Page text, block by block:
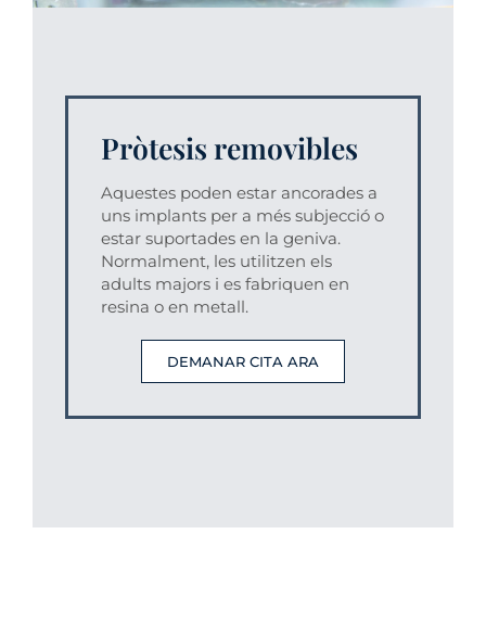
Pròtesis removibles
Aquestes poden estar ancorades a
uns implants per a més subjecció o
estar suportades en la geniva.
Normalment, les utilitzen els
adults majors i es fabriquen en
resina o en metall.
DEMANAR CITA ARA